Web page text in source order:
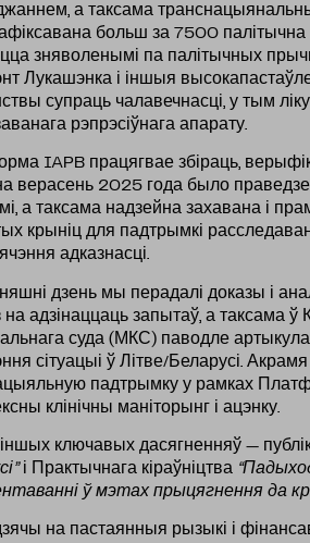
а таксама
больш за 7500
зняволенымі па палітычных
Лукашэнка і іншыя
супраць чалавечнасці, у тым
рэпрэсіўнага апарату.
IAPB працягвае збіраць,
верасень 2025 года было
а таксама надзейна захавана і
крыніц для падтрымкі
адказнасці.
дзень мы перадалі доказы і
на адзінаццаць запытаў, а таксама
суда (МКС) паводле
сітуацыі ў Літве/Беларусі.
падтрымку у рамках
клінічны маніторынг і ацэнку.
ключавых дасягненняў —
і Практычнага кіраўніцтва “
ў мэтах прыцягнення да
на пастаянныя рызыкі і